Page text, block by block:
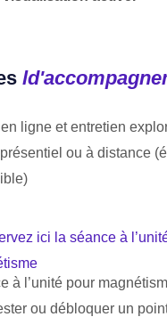
ligne et entretien
ou à distance
ici la séance à
à l’unité pour
ou débloquer un